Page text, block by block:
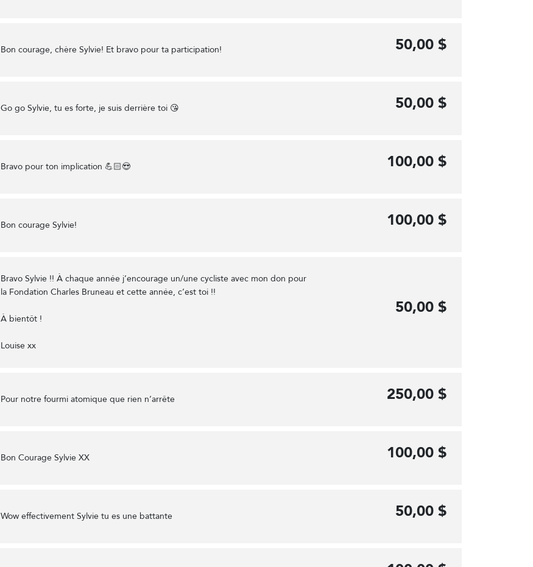
Bon courage, chère Sylvie! Et bravo pour ta participation! 50,00 $
Go go Sylvie, tu es forte, je suis derrière toi 😘 50,00 $
Bravo pour ton implication 💪🏻😍 100,00 $
Bon courage Sylvie! 100,00 $
Bravo Sylvie !! À chaque année j’encourage un/une cycliste avec mon don pour
la Fondation Charles Bruneau et cette année, c’est toi !!
À bientôt !
Louise xx
50,00 $
Pour notre fourmi atomique que rien n’arrête 250,00 $
Bon Courage Sylvie XX 100,00 $
Wow effectivement Sylvie tu es une battante 50,00 $